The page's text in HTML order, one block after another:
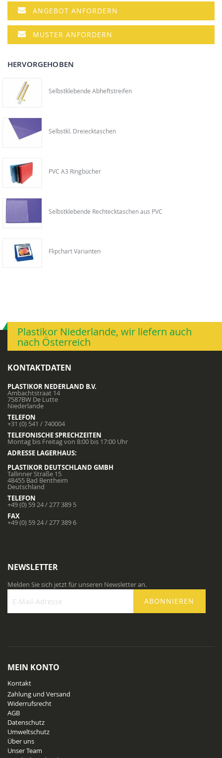
ANGEBOT ANFORDERN
MUSTER ANFORDERN
HERVORGEHOBEN
Selbstklebende Abheftstreifen
Selbstkl. Dreiecktaschen
PVC A3 Ringbücher
Selbstklebende Rechtecktaschen aus PVC
Flipchart Varianten
Plastikor Niederlande, wir liefern auch
nach Österreich
KONTAKTDATEN
PLASTIKOR NEDERLAND B.V.
Ambachtstraat 14
7587BW De Lutte
Niederlande
TELEFON
+31 (0) 541 / 740004
TELEFONISCHE SPRECHZEITEN
Montag bis Freitag von 8:00 bis 17:00 Uhr
ADRESSE LAGERHAUS:
PLASTIKOR DEUTSCHLAND GMBH
Tallinner Straße 15
48455 Bad Bentheim
Deutschland
TELEFON
+49 (0) 59 24 / 277 389 5
FAX
+49 (0) 59 24 / 277 389 6
NEWSLETTER
Melden Sie sich jetzt für unseren Newsletter an.
Newsletter
ABONNIEREN
MEIN KONTO
Kontakt
Zahlung und Versand
Widerrufsrecht
AGB
Datenschutz
Umweltschutz
Über uns
Unser Team